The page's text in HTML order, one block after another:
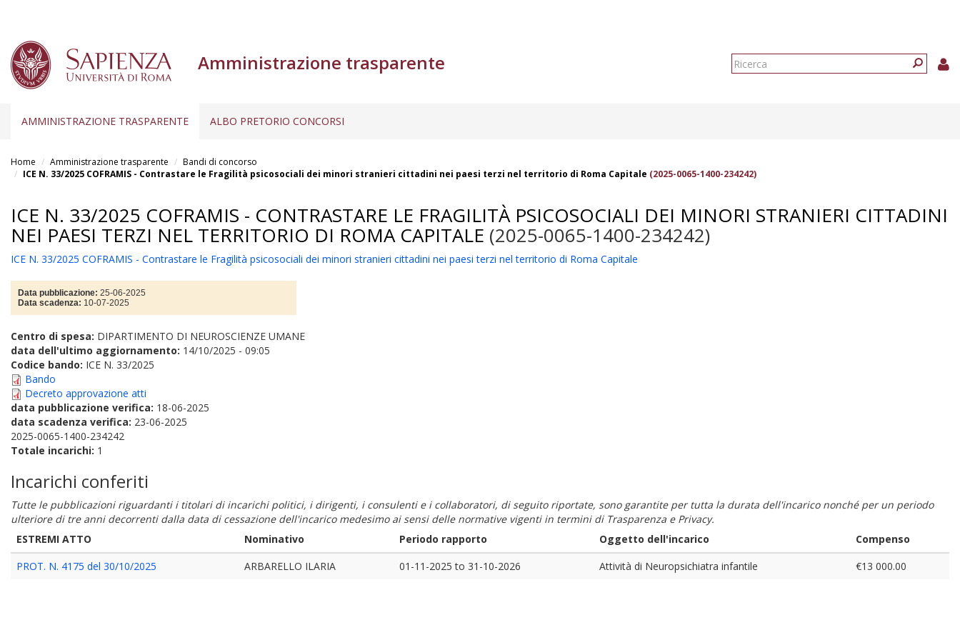
contenuto
Amministrazione trasparente
Form
AMMINISTRAZIONE TRASPARENTE ALBO PRETORIO CONCORSI
Home Amministrazione trasparente
Bandi di concorso
ICE N. 33/2025 COFRAMIS - Contrastare le Fragilità psicosociali dei minori stranieri cittadini nei paesi terzi nel territorio di Roma Capitale (2025-0065-1400-234242)
ICE N. 33/2025 COFRAMIS - CONTRASTARE LE FRAGILITÀ PSICOSOCIALI DEI MINORI STRANIERI CITTADINI
NEI PAESI TERZI NEL TERRITORIO DI ROMA CAPITALE (2025-0065-1400-234242)
ICE N. 33/2025 COFRAMIS - Contrastare le Fragilità psicosociali dei minori stranieri cittadini nei paesi terzi nel territorio di Roma Capitale
Data pubblicazione: 25-06-2025
Data scadenza: 10-07-2025
Centro di spesa: DIPARTIMENTO DI NEUROSCIENZE UMANE
data dell'ultimo aggiornamento: 14/10/2025 - 09:05
Codice bando: ICE N. 33/2025
Bando
Decreto approvazione atti
data pubblicazione verifica: 18-06-2025
data scadenza verifica: 23-06-2025
2025-0065-1400-234242
Totale incarichi: 1
Incarichi conferiti
Tutte le pubblicazioni riguardanti i titolari di incarichi politici, i dirigenti, i consulenti e i collaboratori, di seguito riportate, sono garantite per tutta la durata dell'incarico nonché per un periodo
ulteriore di tre anni decorrenti dalla data di cessazione dell'incarico medesimo ai sensi delle normative vigenti in termini di Trasparenza e Privacy.
ESTREMI ATTO
Nominativo Periodo rapporto Oggetto dell'incarico
Compenso
PROT. N. 4175 del 30/10/2025
ARBARELLO ILARIA 01-11-2025 to 31-10-2026 Attività di Neuropsichiatra infantile €13 000.00